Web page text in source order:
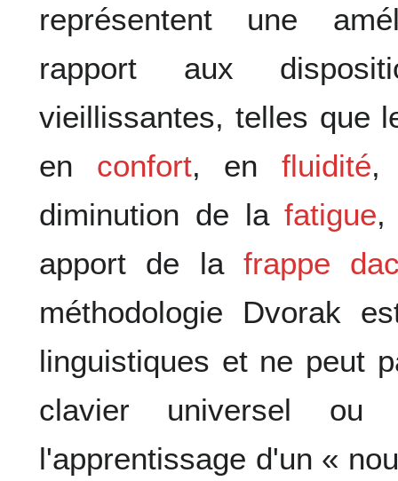
représentent une
rapport aux
vieillissantes, telles que
en confort, enfluidité,
diminution de lafatigue,
apport de la frappe
méthodologie Dvorak
linguistiques et ne peut
clavier universel
l'apprentissage d'un «